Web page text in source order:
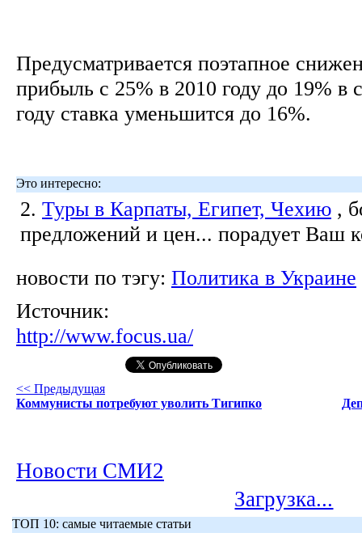
Предусматривается поэтапное
прибыль с 25% в 2010 году до 19%
году ставка уменьшится до 16%.
Это интересно:
2. Туры в Карпаты, Египет, Чехию ,
предложений и цен... порадует Ваш
новости по тэгу: Политика в Украине
Источник:
http://www.focus.ua/
<< Предыдущая
Коммунисты потребуют уволить Тигипко
Новости СМИ2
Загрузка...
ТОП 10: самые читаемые статьи